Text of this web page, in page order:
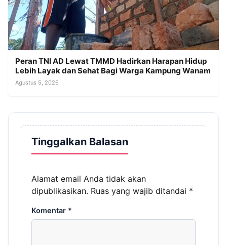
Peran TNI AD Lewat TMMD Hadirkan Harapan Hidup
Lebih Layak dan Sehat Bagi Warga Kampung Wanam
Agustus 5, 2026
Tinggalkan Balasan
Alamat email Anda tidak akan
dipublikasikan. Ruas yang wajib ditandai *
Komentar *